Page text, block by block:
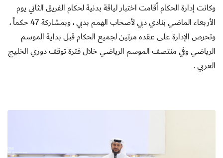
وكانت إدارة الحكام أقامت اختبار لياقة بدنية لحكام الفريق الثاني يوم
الأربعاء الماضي بنادي دبي لأصحاب الهمم بدبي ، وبمشاركة 47 حكماً ،
وتحرص الإدارة على عقده مرتين لجميع الحكام قبل بداية الموسم
الرياضي وفي منتصف الموسم الرياضي خلال فترة توقف دوري الخليج
العربي .